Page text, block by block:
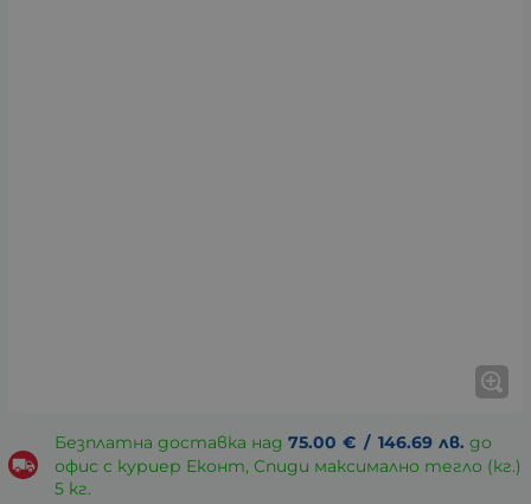
Безплатна доставка над 75.00 € / 146.69 лв. до
офис с куриер Еконт, Спиди максимално тегло (кг.)
5 кг.